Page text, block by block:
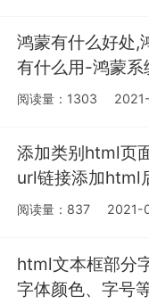
鸿蒙有什么好处,
有什么用-鸿蒙系
阅读量：1303
添加类别html页
url链接添加html
阅读量：837 2021-
html文本框部分
字体颜色、字号